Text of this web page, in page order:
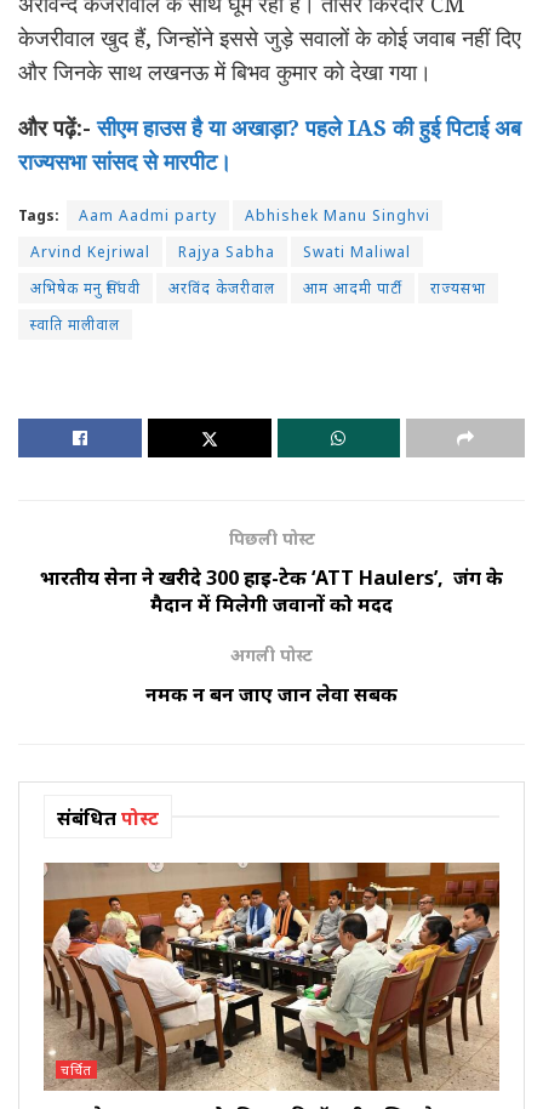
केजरीवाल खुद हैं, जिन्होंने इससे जुड़े सवालों के कोई जवाब नहीं दिए
और जिनके साथ लखनऊ में बिभव कुमार को देखा गया।
और पढ़ें:-सीएम हाउस है या अखाड़ा? पहले IAS की हुई पिटाई अब
राज्यसभा सांसद से मारपीट।
Tags: Aam Aadmi party
Abhishek Manu Singhvi
Arvind Kejriwal
Rajya Sabha
Swati Maliwal
अभिषेक मनु सिंघवी
अरविंद केजरीवाल आम आदमी पार्टी
राज्यसभा
स्वाति मालीवाल
पिछली पोस्ट
भारतीय सेना ने खरीदे 300 हाई-टेक ‘ATT Haulers’, जंग के
मैदान में मिलेगी जवानों को मदद
अगली पोस्ट
नमक न बन जाए जान लेवा सबक
संबंधितपोस्ट
चर्चित